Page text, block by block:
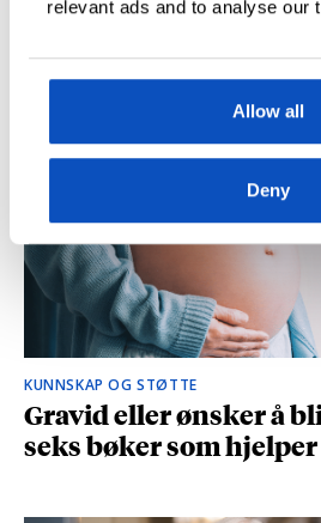
relevant ads and to analyse our
Allow all
Deny
og spionasje ble helt
KUNNSKAP OG STØTTE
Gravid eller ønsker å
seks bøker som